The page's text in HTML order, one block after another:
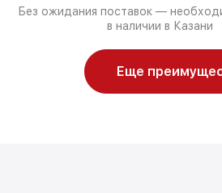
Без ожидания поставок —
в наличии в Казани
Еще